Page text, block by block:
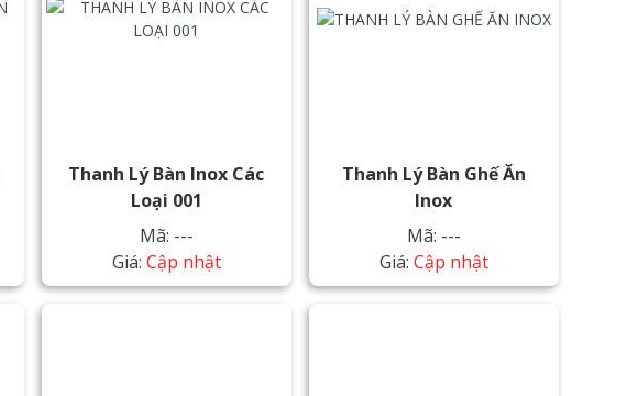
Thanh Lý Bàn Inox Các
Loại 001
Mã: ---
Giá: Cập nhật
Thanh Lý Bàn Ghế Ăn
Inox
Mã: ---
Giá: Cập nhật